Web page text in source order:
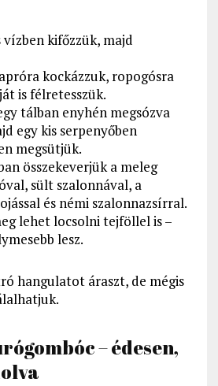
kifőzzük, majd
kockázzuk, ropogósra
is félretesszük.
tálban enyhén megsózva
egy kis serpenyőben
megsütjük.
összekeverjük a meleg
sült szalonnával, a
és némi szalonnazsírral.
lehet locsolni tejföllel is –
lesz.
hangulatot áraszt, de mégis
– édesen,